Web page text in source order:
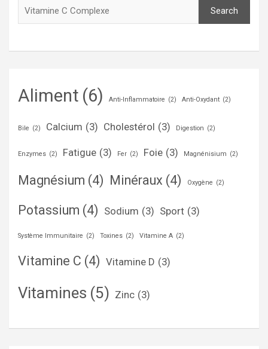
Search
Aliment (6) Anti-Inflammatoire (2) Anti-Oxydant (2)
Bile (2) Calcium (3) Cholestérol (3) Digestion (2)
Enzymes (2) Fatigue (3) Fer (2) Foie (3) Magnénisium (2)
Magnésium (4) Minéraux (4) Oxygène (2)
Potassium (4) Sodium (3) Sport (3)
Système Immunitaire (2) Toxines (2) Vitamine A (2)
Vitamine C (4) Vitamine D (3)
Vitamines (5) Zinc (3)